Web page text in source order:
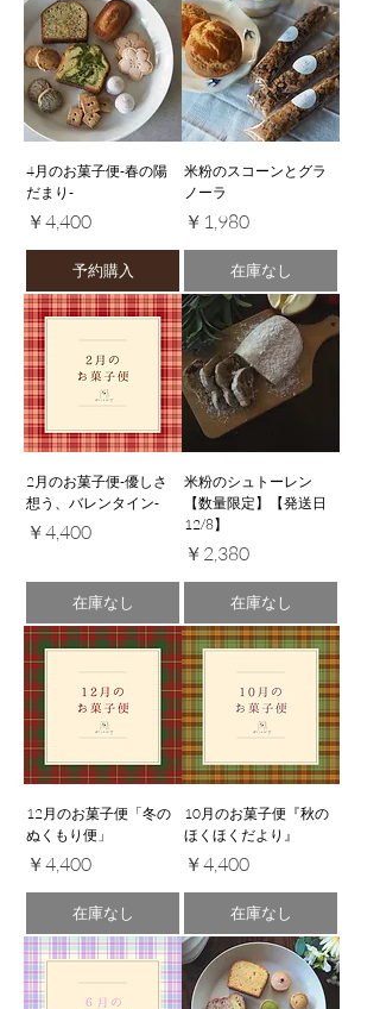
4月のお菓子便-春の陽
だまり-
価格
￥4,400
予約購入
米粉のスコーンとグラ
ノーラ
価格
￥1,980
在庫なし
2月のお菓子便-優しさ
想う、バレンタイン-
価格
￥4,400
在庫なし
米粉のシュトーレン
【数量限定】【発送日
12/8】
価格
￥2,380
在庫なし
12月のお菓子便「冬の
ぬくもり便」
価格
￥4,400
在庫なし
10月のお菓子便『秋の
ほくほくだより』
価格
￥4,400
在庫なし